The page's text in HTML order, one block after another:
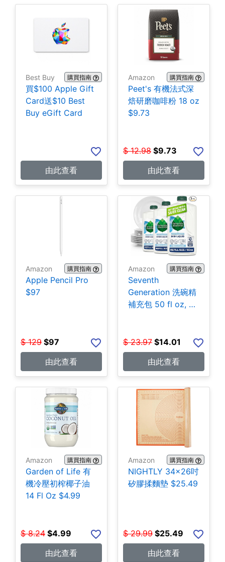
Best Buy 購買指南
買$100 Apple Gift
Card送$10 Best
Buy eGift Card
由此查看
Amazon 購買指南
Peet's 有機法式深
焙研磨咖啡粉 18 oz
$9.73
$ 12.98 $9.73
由此查看
Amazon 購買指南
Apple Pencil Pro
$97
$ 129 $97
由此查看
Amazon 購買指南
Seventh
Generation 洗碗精
補充包 50 fl oz, 3
$ 23.97 $14.01
由此查看
Amazon 購買指南
Garden of Life 有
機冷壓初榨椰子油
14 Fl Oz $4.99
$ 8.24 $4.99
由此查看
Amazon 購買指南
NIGHTLY 34x26吋
矽膠揉麵墊 $25.49
$ 29.99 $25.49
由此查看